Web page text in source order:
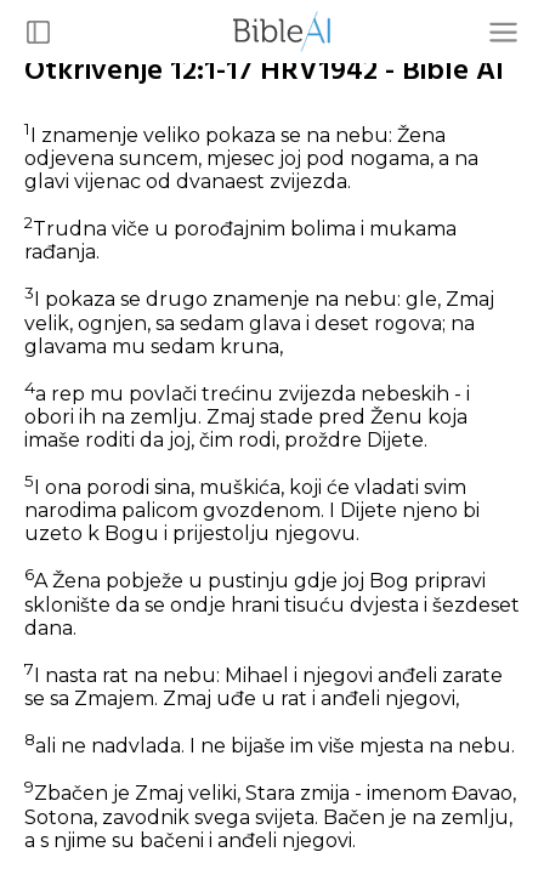
Otkrivenje 12:1-17 HRV1942 - Bible AI
1I znamenje veliko pokaza se na nebu: Žena
odjevena suncem, mjesec joj pod nogama, a na
glavi vijenac od dvanaest zvijezda.
2Trudna viče u porođajnim bolima i mukama
rađanja.
3
I pokaza se drugo znamenje na nebu: gle, Zmaj
velik, ognjen, sa sedam glava i deset rogova; na
glavama mu sedam kruna,
4a rep mu povlači trećinu zvijezda nebeskih - i
obori ih na zemlju. Zmaj stade pred Ženu koja
imaše roditi da joj, čim rodi, proždre Dijete.
5
I ona porodi sina, muškića, koji će vladati svim
narodima palicom gvozdenom. I Dijete njeno bi
uzeto k Bogu i prijestolju njegovu.
6A Žena pobježe u pustinju gdje joj Bog pripravi
sklonište da se ondje hrani tisuću dvjesta i šezdeset
dana.
7I nasta rat na nebu: Mihael i njegovi anđeli zarate
se sa Zmajem. Zmaj uđe u rat i anđeli njegovi,
8ali ne nadvlada. I ne bijaše im više mjesta na nebu.
9Zbačen je Zmaj veliki, Stara zmija - imenom Đavao,
Sotona, zavodnik svega svijeta. Bačen je na zemlju,
a s njime su bačeni i anđeli njegovi.